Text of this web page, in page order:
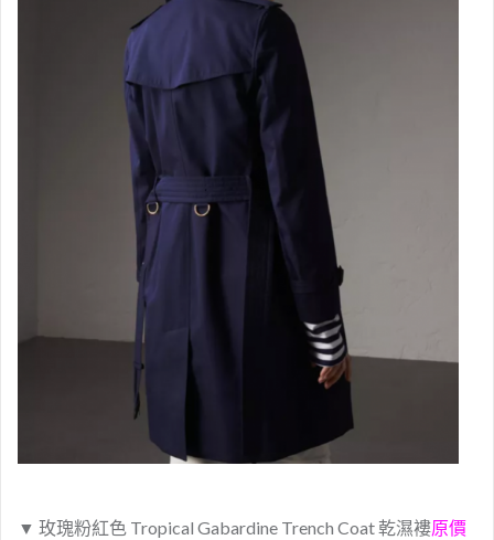
▼ 玫瑰粉紅色 Tropical Gabardine Trench Coat 乾濕褸原價